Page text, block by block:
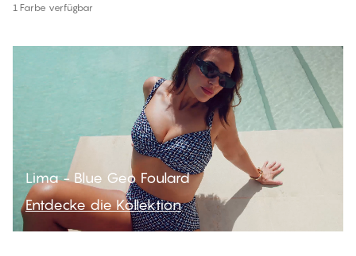
1 Farbe verfügbar
Lima - Blue Geo Foulard
Entdecke die Kollektion